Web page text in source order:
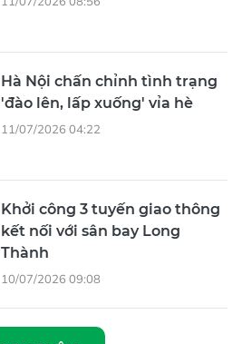
Hà Nội chấn chỉnh tình trạng
'đào lên, lấp xuống' vỉa hè
11/07/2026 04:22
Khởi công 3 tuyến giao thông
kết nối với sân bay Long
Thành
10/07/2026 09:08